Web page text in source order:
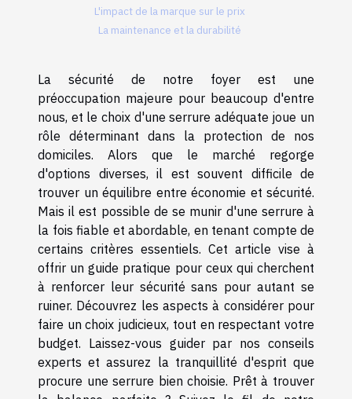
L'impact de la marque sur le prix
La maintenance et la durabilité
La sécurité de notre foyer est une
préoccupation majeure pour beaucoup d'entre
nous, et le choix d'une serrure adéquate joue un
rôle déterminant dans la protection de nos
domiciles. Alors que le marché regorge
d'options diverses, il est souvent difficile de
trouver un équilibre entre économie et sécurité.
Mais il est possible de se munir d'une serrure à
la fois fiable et abordable, en tenant compte de
certains critères essentiels. Cet article vise à
offrir un guide pratique pour ceux qui cherchent
à renforcer leur sécurité sans pour autant se
ruiner. Découvrez les aspects à considérer pour
faire un choix judicieux, tout en respectant votre
budget. Laissez-vous guider par nos conseils
experts et assurez la tranquillité d'esprit que
procure une serrure bien choisie. Prêt à trouver